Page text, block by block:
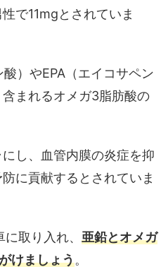
で11mgとされていま
）やEPA（エイコサペン
まれるオメガ3脂肪酸の
し、血管内膜の炎症を抑
に貢献するとされていま
取り入れ、 亜鉛とオメガ
けましょう。